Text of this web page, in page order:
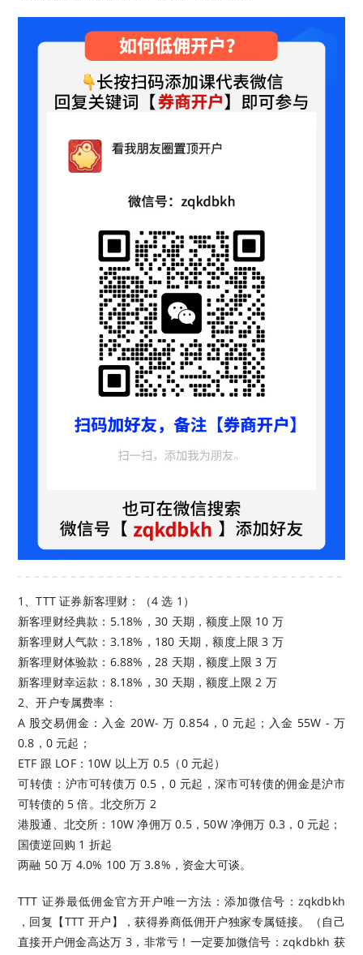
1、TTT 证券新客理财：（4 选 1）
新客理财经典款：5.18%，30 天期，额度上限 10 万
新客理财人气款：3.18%，180 天期，额度上限 3 万
新客理财体验款：6.88%，28 天期，额度上限 3 万
新客理财幸运款：8.18%，30 天期，额度上限 2 万
2、开户专属费率：
A 股交易佣金：入金 20W- 万 0.854，0 元起；入金 55W - 万
0.8，0 元起；
ETF 跟 LOF：10W 以上万 0.5（0 元起）
可转债：沪市可转债万 0.5，0 元起，深市可转债的佣金是沪市
可转债的 5 倍。北交所万 2
港股通、北交所：10W 净佣万 0.5，50W 净佣万 0.3，0 元起；
国债逆回购 1 折起
两融 50 万 4.0% 100 万 3.8%，资金大可谈。
TTT 证券最低佣金官方开户唯一方法：添加微信号：zqkdbkh
，回复【TTT 开户】，获得券商低佣开户独家专属链接。（自己
直接开户佣金高达万 3，非常亏！一定要加微信号：zqkdbkh 获